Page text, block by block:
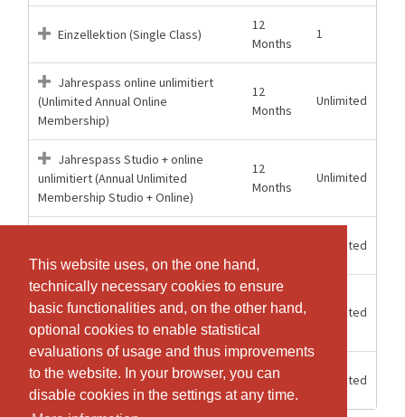
This website uses, on the one hand,
technically necessary cookies to ensure
basic functionalities and, on the other hand,
optional cookies to enable statistical
evaluations of usage and thus improvements
to the website. In your browser, you can
disable cookies in the settings at any time.
This website uses, on the one hand,
technically necessary cookies to ensure
basic functionalities and, on the other hand,
optional cookies to enable statistical
evaluations of usage and thus improvements
to the website. In your browser, you can
disable cookies in the settings at any time.
Einzellektion (Single Class)
12
Months
1
Jahrespass online unlimitiert
(Unlimited Annual Online
Membership)
12
Months
Unlimited
Jahrespass Studio + online
unlimitiert (Annual Unlimited
Membership Studio + Online)
12
Months
Unlimited
(Monthly Pass Online Unlimited)
Unlimited
Monatspass Studio + online
unlimitiert (Monthly Pass Studio +
Online Unlimited)
1
Months
Unlimited
Sommerabo 2026 - Unlimitiert
Studio und Online
1
Months
Unlimited